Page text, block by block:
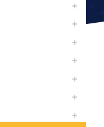






